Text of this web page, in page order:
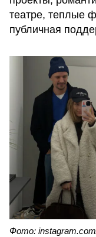
театре, теплые
публичная
Фото: